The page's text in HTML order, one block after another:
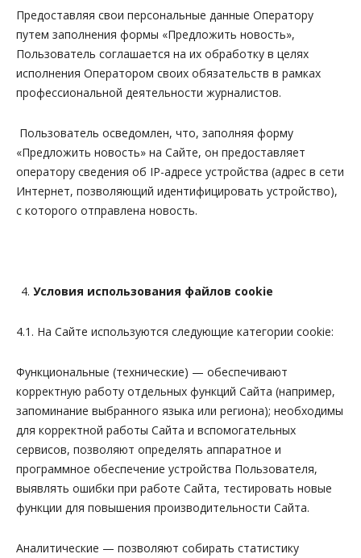
Предоставляя свои персональные данные Оператору
путем заполнения формы «Предложить новость»,
Пользователь соглашается на их обработку в целях
исполнения Оператором своих обязательств в рамках
профессиональной деятельности журналистов.
Пользователь осведомлен, что, заполняя форму
«Предложить новость» на Сайте, он предоставляет
оператору сведения об IP-адресе устройства (адрес в сети
Интернет, позволяющий идентифицировать устройство),
с которого отправлена новость.
Условия использования файлов cookie
4.1. На Сайте используются следующие категории cookie:
Функциональные (технические) — обеспечивают
корректную работу отдельных функций Сайта (например,
запоминание выбранного языка или региона); необходимы
для корректной работы Сайта и вспомогательных
сервисов, позволяют определять аппаратное и
программное обеспечение устройства Пользователя,
выявлять ошибки при работе Сайта, тестировать новые
функции для повышения производительности Сайта.
Аналитические — позволяют собирать статистику